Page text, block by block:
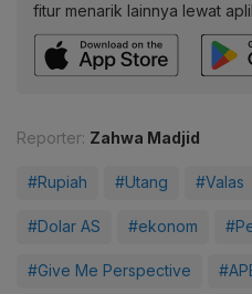
fitur menarik lainnya lewat
Reporter: Zahwa Madjid
#Rupiah #Utang #Valas
#Dolar AS #ekonom
#Give Me Perspective